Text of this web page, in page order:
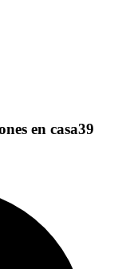
en casa39